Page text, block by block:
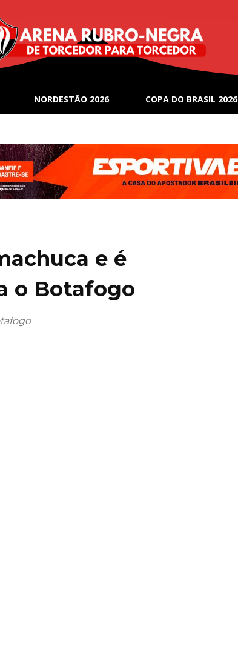
NORDESTÃO 2026 COPA DO BRASIL 2026
e é
o Botafogo